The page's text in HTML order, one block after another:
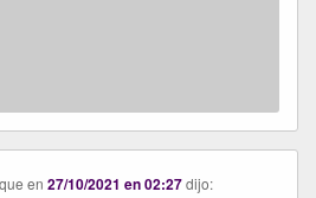
en27/10/2021 en 02:27 dijo: